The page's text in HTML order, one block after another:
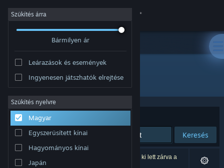
Bejelentkezés
Névjegy
Támogatás
Nyelvváltás
Szűkítés árra
Bármilyen ár
Leárazások és események
Ingyenesen játszhatók elrejtése
Szűkítés nyelvre
Magyar
Egyszerűsített kínai
Hagyományos kínai
Japán
Fejlesztő: FujiCubeSoft
Rendezés Relevancia
Keresés
0 eredmény felel meg a keresésednek. 1 termék ki lett zárva a
beállításaid alapján.